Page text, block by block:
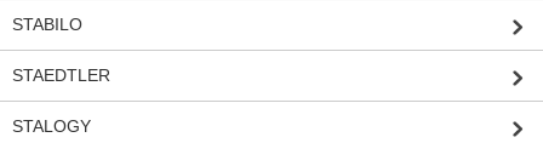
STABILO
STAEDTLER
STALOGY